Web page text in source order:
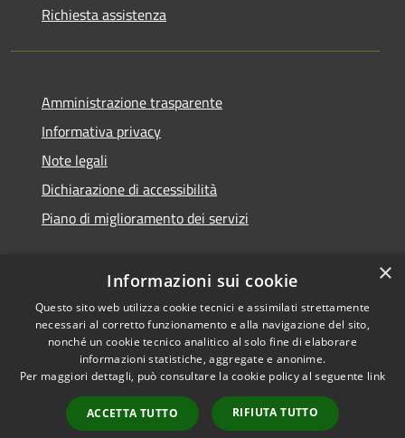
Richiesta assistenza
Amministrazione trasparente
Informativa privacy
Note legali
Dichiarazione di accessibilità
Piano di miglioramento dei servizi
RSS
Accessibilità
Privacy
Cookie
Mappa del sito
Webmail
Copyright © 2026 • Comune di
Treviglio • Powered by
Municipium•Accesso
redazione
×
Informazioni sui cookie
Questo sito web utilizza cookie tecnici e assimilati strettamente
necessari al corretto funzionamento e alla navigazione del sito,
nonché un cookie tecnico analitico al solo fine di elaborare
informazioni statistiche, aggregate e anonime.
Per maggiori dettagli, può consultare la cookie policy al seguente link
ACCETTA TUTTO RIFIUTA TUTTO